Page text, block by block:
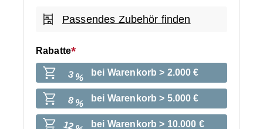
Passendes Zubehör finden
Rabatte
3 % bei Warenkorb > 2.000 €
8 % bei Warenkorb > 5.000 €
bei Warenkorb > 10.000 €